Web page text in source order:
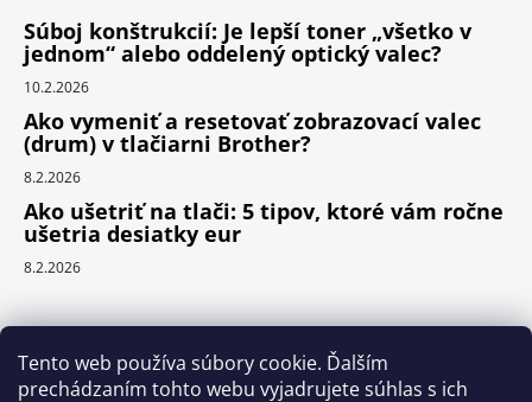
Tento web používa súbory cookie. Ďalším
prechádzaním tohto webu vyjadrujete súhlas s ich
Súboj konštrukcií: Je lepší toner „všetko v
jednom“ alebo oddelený optický valec?
10.2.2026
Ako vymeniť a resetovať zobrazovací valec
(drum) v tlačiarni Brother?
8.2.2026
Ako ušetriť na tlači: 5 tipov, ktoré vám ročne
ušetria desiatky eur
8.2.2026
Prijímame online platby